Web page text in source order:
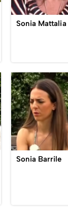
Sonia Mattalia
Sonia Barrile